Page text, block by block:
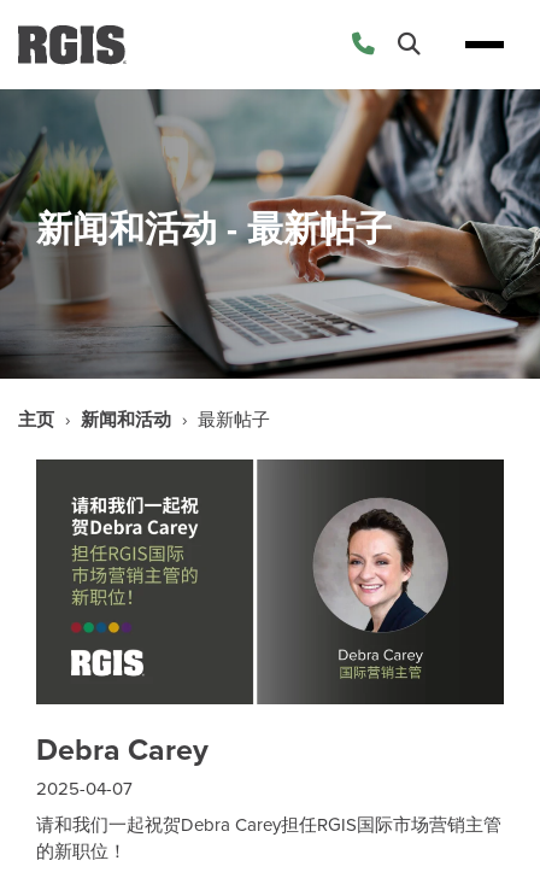
content
新闻和活动 - 最新帖子
主页 › 新闻和活动 › 最新帖子
Debra Carey
2025-04-07
请和我们一起祝贺Debra Carey担任RGIS国际市场营销主管
的新职位！